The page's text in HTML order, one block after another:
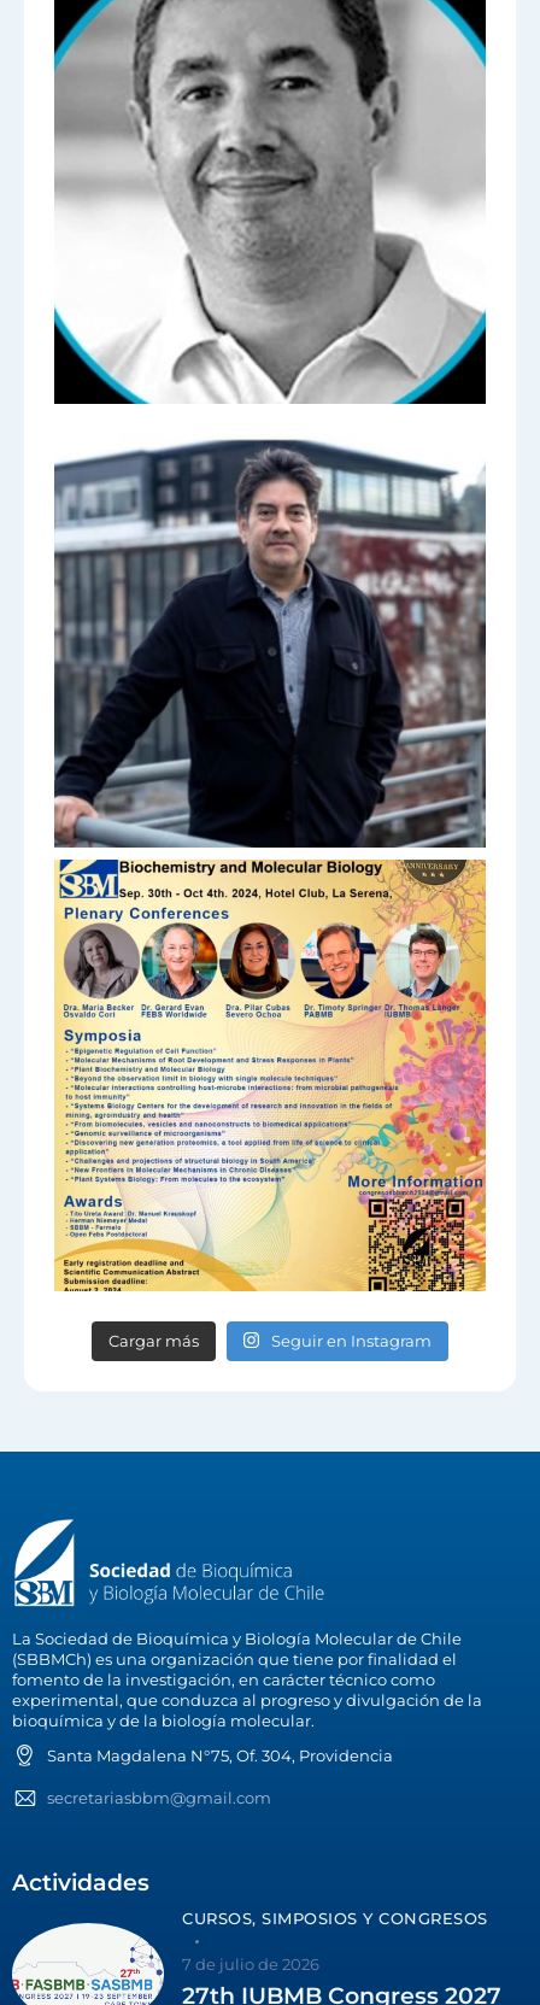
Cargar más Seguir en Instagram
La Sociedad de Bioquímica y Biología Molecular de Chile
(SBBMCh) es una organización que tiene por finalidad el
fomento de la investigación, en carácter técnico como
experimental, que conduzca al progreso y divulgación de la
bioquímica y de la biología molecular.
Santa Magdalena N°75, Of. 304, Providencia
secretariasbbm@gmail.com
Actividades
CURSOS, SIMPOSIOS Y CONGRESOS
7 de julio de 2026
27th IUBMB Congress 2027